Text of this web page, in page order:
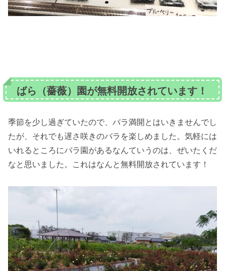
ばら（薔薇）園が無料開放されています！
季節を少し過ぎていたので、バラ満開とはいきませんでし
たが、それでも遅さ咲きのバラを楽しめました。気軽には
いれるところにバラ園があるなんていうのは、ぜいたくだ
なと思いました。これはなんと無料開放されています！